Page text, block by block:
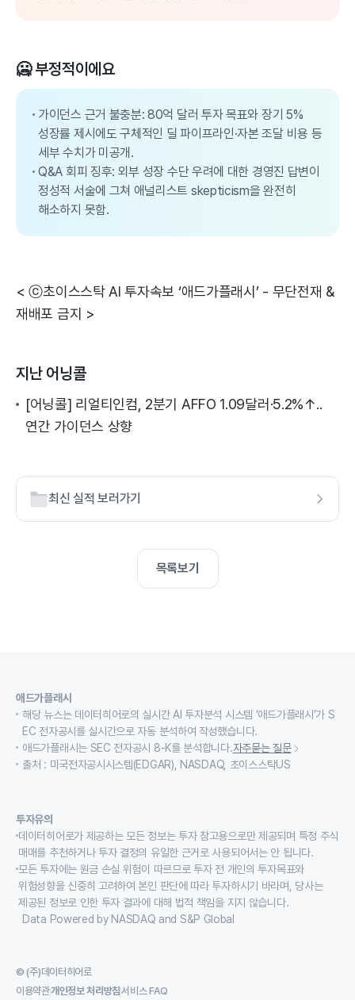
🥶 부정적이에요
가이던스 근거 불충분: 80억 달러 투자 목표와 장기 5%
성장률 제시에도 구체적인 딜 파이프라인·자본 조달 비용 등
세부 수치가 미공개.
Q&A 회피 징후: 외부 성장 수단 우려에 대한 경영진 답변이
정성적 서술에 그쳐 애널리스트 skepticism을 완전히
해소하지 못함.
< ⓒ초이스스탁 AI 투자속보 ‘애드가플래시’ - 무단전재 &
재배포 금지 >
지난 어닝콜
[어닝콜] 리얼티인컴, 2분기 AFFO 1.09달러·5.2%↑..
연간 가이던스 상향
최신 실적 보러가기
목록보기
애드가플래시
해당 뉴스는 데이터히어로의 실시간 AI 투자분석 시스템 ‘애드가플래시’가 S
EC 전자공시를 실시간으로 자동 분석하여 작성했습니다.
애드가플래시는 SEC 전자공시 8-K를 분석합니다.자주묻는 질문
출처 : 미국전자공시시스템(EDGAR), NASDAQ, 초이스스탁US
투자유의
데이터히어로가 제공하는 모든 정보는 투자 참고용으로만 제공되며 특정 주식
매매를 추천하거나 투자 결정의 유일한 근거로 사용되어서는 안 됩니다.
모든 투자에는 원금 손실 위험이 따르므로 투자 전 개인의 투자목표와
위험성향을 신중히 고려하여 본인 판단에 따라 투자하시기 바라며, 당사는
제공된 정보로 인한 투자 결과에 대해 법적 책임을 지지 않습니다.
Data Powered by NASDAQ and S&P Global
© (주)데이터히어로
이용약관개인정보 처리방침서비스 FAQ